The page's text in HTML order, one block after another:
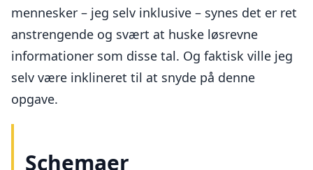
mennesker – jeg selv inklusive – synes det er ret
anstrengende og svært at huske løsrevne
informationer som disse tal. Og faktisk ville jeg
selv være inklineret til at snyde på denne
opgave.
Schemaer